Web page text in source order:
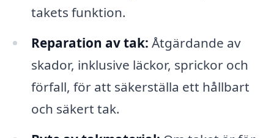
takets funktion.
Reparation av tak: Åtgärdande av
skador, inklusive läckor, sprickor och
förfall, för att säkerställa ett hållbart
och säkert tak.